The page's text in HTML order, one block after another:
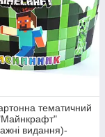
тематичний
видання)-